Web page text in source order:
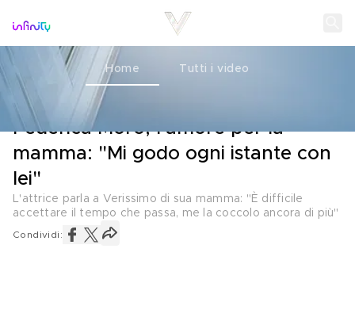
Home Tutti i video
L'INTERVISTA
Federica Moro, l'amore per la
mamma: "Mi godo ogni istante con
lei"
L'attrice parla a Verissimo di sua mamma: "È difficile
accettare il tempo che passa, me la coccolo ancora di più"
Condividi: